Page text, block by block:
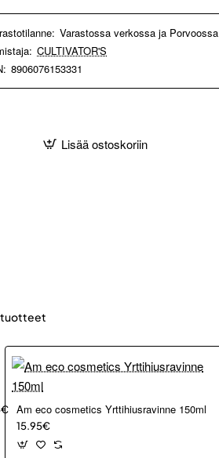
Varastossa verkossa ja Porvoossa
CULTIVATOR'S
8906076153331
Lisää ostoskoriin
tuotteet
Am eco cosmetics Yrttihiusravinne 150ml
15.95€